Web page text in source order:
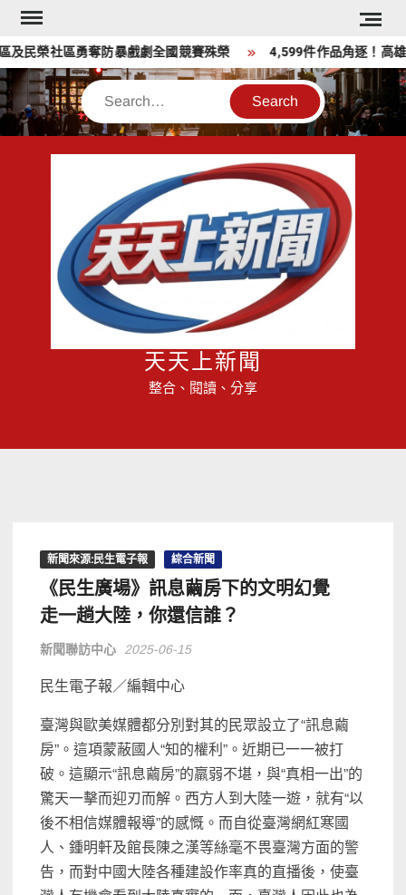
Skip
content
民榮社區勇奪防暴戲劇全國競賽殊榮 4,599件作品角逐！高雄
Search
天天上新聞
整合、閱讀、分享
新聞來源:民生電子報 綜合新聞
《民生廣場》訊息繭房下的文明幻覺
走一趟大陸，你還信誰？
新聞聯訪中心 2025-06-15
民生電子報／編輯中心
臺灣與歐美媒體都分別對其的民眾設立了“訊息繭
房”。這項蒙蔽國人“知的權利”。近期已一一被打
破。這顯示“訊息繭房”的羸弱不堪，與“真相一出”的
驚天一擊而迎刃而解。西方人到大陸一遊，就有“以
後不相信媒體報導”的感慨。而自從臺灣網紅寒國
人、鍾明軒及館長陳之漢等絲毫不畏臺灣方面的警
告，而對中國大陸各種建設作率真的直播後，使臺